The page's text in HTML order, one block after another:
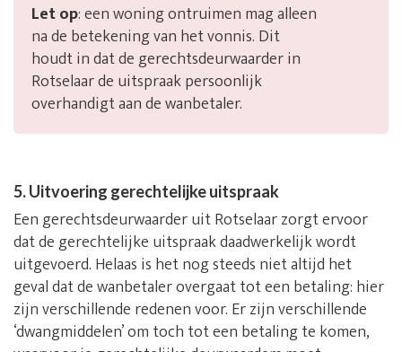
Let op: een woning ontruimen mag alleen
na de betekening van het vonnis. Dit
houdt in dat de gerechtsdeurwaarder in
Rotselaar de uitspraak persoonlijk
overhandigt aan de wanbetaler.
5. Uitvoering gerechtelijke uitspraak
Een gerechtsdeurwaarder uit Rotselaar zorgt ervoor
dat de gerechtelijke uitspraak daadwerkelijk wordt
uitgevoerd. Helaas is het nog steeds niet altijd het
geval dat de wanbetaler overgaat tot een betaling: hier
zijn verschillende redenen voor. Er zijn verschillende
‘dwangmiddelen’ om toch tot een betaling te komen,